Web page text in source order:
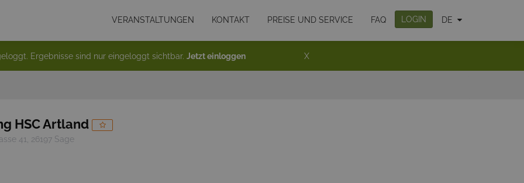
VERANSTALTUNGEN KONTAKT PREISE UND SERVICE FAQ LOGIN DE
Ergebnisse sind nur eingeloggt sichtbar. Jetzt einloggen X
HSC Artland
41, 26197 Sage